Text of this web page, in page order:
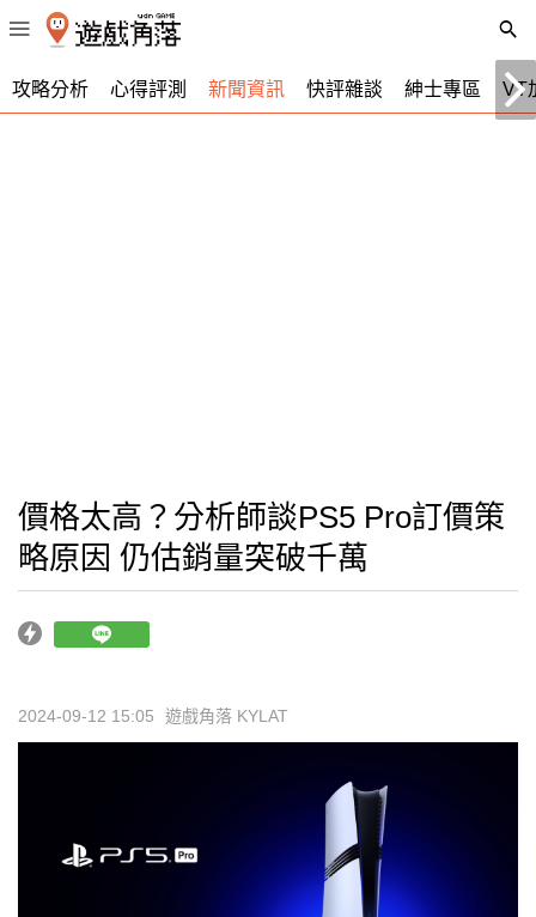
攻略分析 心得評測 新聞資訊 快評雜談 紳士專區 VT
價格太高？分析師談PS5 Pro訂價策
略原因 仍估銷量突破千萬
2024-09-12 15:05 遊戲角落 KYLAT